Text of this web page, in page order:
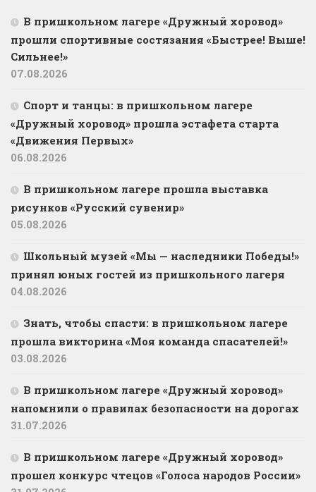
В пришкольном лагере «Дружный хоровод»
прошли спортивные состязания «Быстрее! Выше!
Сильнее!»
07.08.2026
Спорт и танцы: в пришкольном лагере
«Дружный хоровод» прошла эстафета старта
«Движения Первых»
06.08.2026
В пришкольном лагере прошла выставка
рисунков «Русский сувенир»
05.08.2026
Школьный музей «Мы — наследники Победы!»
принял юных гостей из пришкольного лагеря
04.08.2026
Знать, чтобы спасти: в пришкольном лагере
прошла викторина «Моя команда спасателей!»
03.08.2026
В пришкольном лагере «Дружный хоровод»
напомнили о правилах безопасности на дорогах
31.07.2026
В пришкольном лагере «Дружный хоровод»
прошел конкурс чтецов «Голоса народов России»